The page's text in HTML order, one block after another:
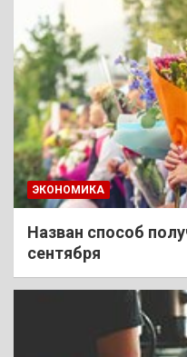
ЭКОНОМИКА
Назван способ
сентября